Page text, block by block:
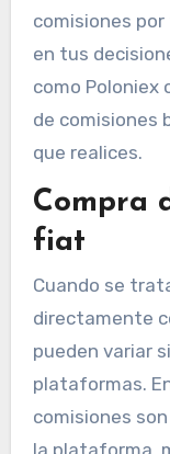
comisiones
en tus
como
de comisiones
que realices.
Compra
fiat
Cuando se
directamente
pueden variar
plataformas.
comisiones
la plataforma,